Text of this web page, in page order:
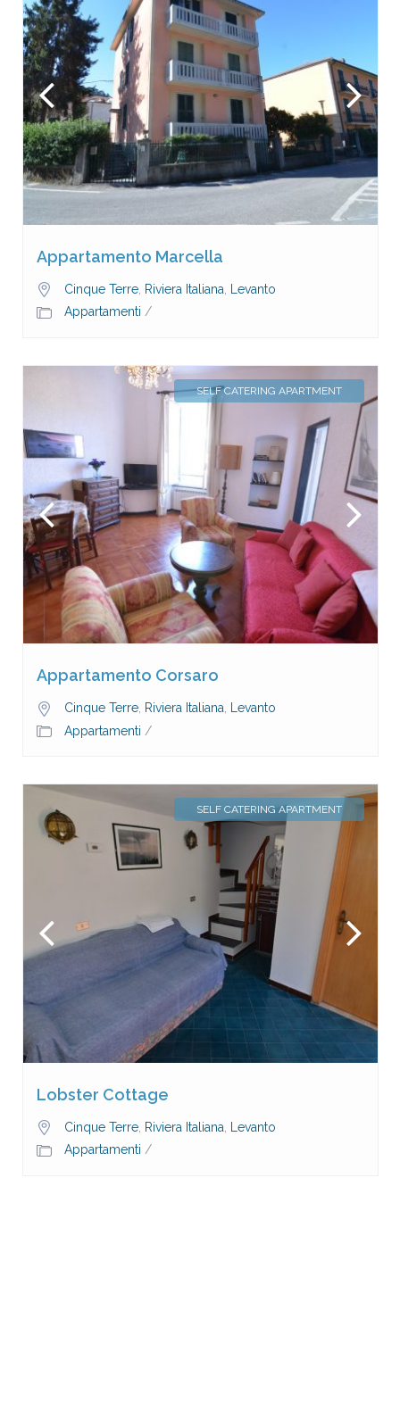
Appartamento Marcella
Cinque Terre, Riviera Italiana
Levanto
Appartamenti /
SELF CATERING APARTMENT
Appartamento Corsaro
Cinque Terre, Riviera Italiana, Levanto
Appartamenti /
SELF CATERING APARTMENT
Lobster Cottage
Cinque Terre, Riviera Italiana
Levanto
Appartamenti /